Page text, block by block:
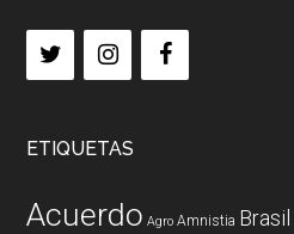
ETIQUETAS
Acuerdo Agro Amnistia Brasil